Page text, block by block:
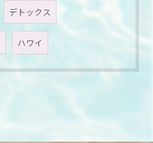
デトックス
ハワイ